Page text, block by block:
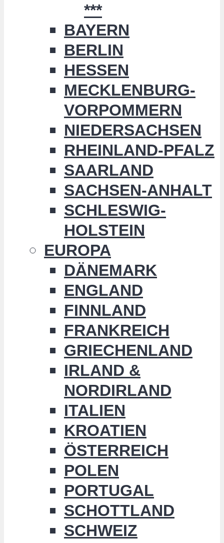
***
BAYERN
BERLIN
HESSEN
MECKLENBURG-
VORPOMMERN
NIEDERSACHSEN
RHEINLAND-PFALZ
SAARLAND
SACHSEN-ANHALT
SCHLESWIG-
HOLSTEIN
EUROPA
DÄNEMARK
ENGLAND
FINNLAND
FRANKREICH
GRIECHENLAND
IRLAND &
NORDIRLAND
ITALIEN
KROATIEN
ÖSTERREICH
POLEN
PORTUGAL
SCHOTTLAND
SCHWEIZ